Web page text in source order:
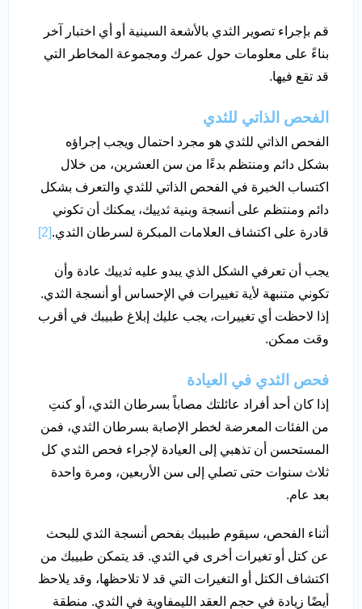
قم بإجراء تصوير الثدي بالأشعة السينية أو أي اختبار آخر
بناءً على معلومات حول عمرك ومجموعة المخاطر التي
قد تقع فيها.
الفحص الذاتي للثدي
الفحص الذاتي للثدي هو مجرد احتمال ويجب إجراؤه
بشكل دائم ومنتظم بدءًا من سن العشرين، من خلال
اكتساب الخبرة في الفحص الذاتي للثدي والتعرف بشكل
دائم ومنتظم على أنسجة وبنية ثدييك، يمكنك أن تكوني
قادرة على اكتشاف العلامات المبكرة لسرطان الثدي.[2]
يجب أن تعرفي الشكل الذي يبدو عليه ثدييك عادة وأن
تكوني متنبهة لأية تغييرات في الإحساس أو أنسجة الثدي.
إذا لاحظت أي تغييرات، يجب عليك إبلاغ طبيبك في أقرب
وقت ممكن.
فحص الثدي في العيادة
إذا كان أحد أفراد عائلتك مصاباً بسرطان الثدي، أو كنتِ
من الفئات المعرضة لخطر الإصابة بسرطان الثدي، فمن
المستحسن أن تذهبي إلى العيادة لإجراء فحص الثدي كل
ثلاث سنوات حتى تصلي إلى سن الأربعين، ومرة واحدة
بعد عام.
أثناء الفحص، سيقوم طبيبك بفحص أنسجة الثدي للبحث
عن كتل أو تغيرات أخرى في الثدي. قد يتمكن طبيبك من
اكتشاف الكتل أو التغيرات التي قد لا تلاحظها، وقد يلاحظ
أيضًا زيادة في حجم العقد الليمفاوية في الثدي. منطقة